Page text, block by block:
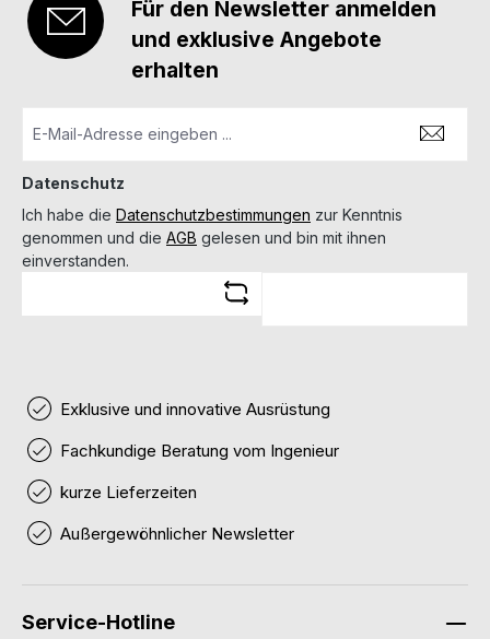
Für den Newsletter anmelden
und exklusive Angebote
erhalten
Datenschutz
Ich habe die Datenschutzbestimmungen zur Kenntnis
genommen und die AGB gelesen und bin mit ihnen
einverstanden.
Exklusive und innovative Ausrüstung
Fachkundige Beratung vom Ingenieur
kurze Lieferzeiten
Außergewöhnlicher Newsletter
Service-Hotline